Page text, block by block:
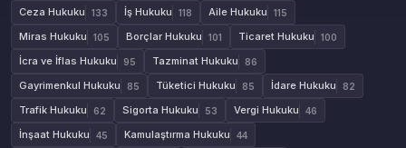
Ceza Hukuku
133 İş Hukuku 118 Aile Hukuku 115
Miras Hukuku 105 Borçlar Hukuku 101 Ticaret Hukuku 100
İcra ve İflas Hukuku 95 Tazminat Hukuku 86
Gayrimenkul Hukuku 85 Tüketici Hukuku 85 İdare Hukuku 82
Trafik Hukuku 62 Sigorta Hukuku 53 Vergi Hukuku 46
İnşaat Hukuku 45 Kamulaştırma Hukuku 44